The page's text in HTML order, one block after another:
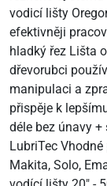
vodicí lišty
efektivněji
hladký řez Lišta
dřevorubci
manipulaci a
přispěje k
déle bez únavy
LubriTec
Makita, Solo,